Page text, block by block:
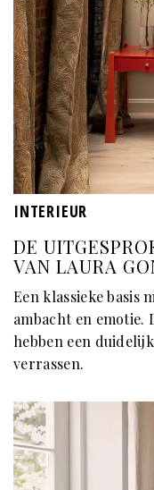
INTERIEUR
DE
VAN LAURA
Een klassieke basis
ambacht en emotie.
hebben een
verrassen.